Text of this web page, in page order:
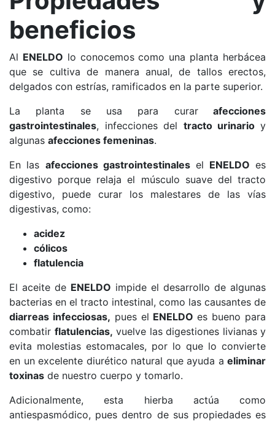
beneficios
Al ENELDO lo conocemos como una planta herbácea
que se cultiva de manera anual, de tallos erectos,
delgados con estrías, ramificados en la parte superior.
La planta se usa para curarafecciones
gastrointestinales, infecciones del tracto urinarioy
algunas afecciones femeninas.
En las afecciones gastrointestinales el ENELDO es
digestivo porque relaja el músculo suave del tracto
digestivo, puede curar los malestares de las vías
digestivas, como:
acidez
cólicos
flatulencia
El aceite de ENELDO impide el desarrollo de algunas
bacterias en el tracto intestinal, como las causantes de
diarreas infecciosas, pues el ENELDOes bueno para
combatir flatulencias, vuelve las digestiones livianas y
evita molestias estomacales, por lo que lo convierte
en un excelente diurético natural que ayuda a eliminar
toxinas de nuestro cuerpo y tomarlo.
Adicionalmente, esta hierba actúa como
antiespasmódico, pues dentro de sus propiedades es